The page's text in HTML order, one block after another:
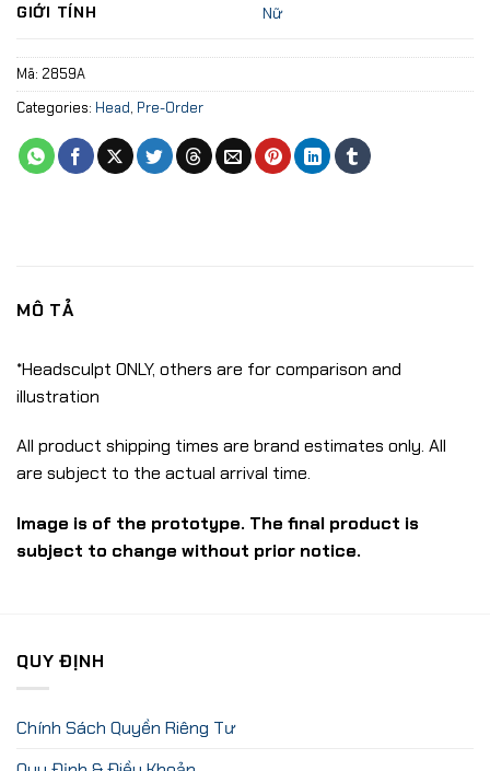
GIỚI TÍNH Nữ
Mã: 2859A
Categories: Head, Pre-Order
MÔ TẢ
*Headsculpt ONLY, others are for comparison and
illustration
All product shipping times are brand estimates only. All
are subject to the actual arrival time.
Image is of the prototype. The final product is
subject to change without prior notice.
QUY ĐỊNH
Chính Sách Quyền Riêng Tư